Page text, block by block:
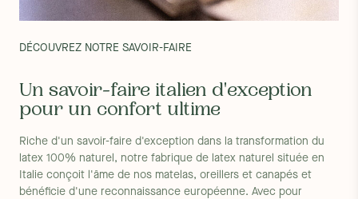
DÉCOUVREZ NOTRE SAVOIR-FAIRE
Un savoir-faire italien d'exception
pour un confort ultime
Riche d'un savoir-faire d'exception dans la transformation du
latex 100% naturel, notre fabrique de latex naturel située en
Italie conçoit l'âme de nos matelas, oreillers et canapés et
bénéficie d'une reconnaissance européenne. Avec pour